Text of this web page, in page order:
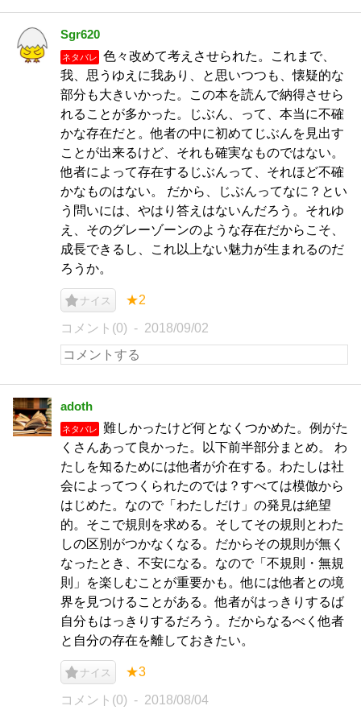
Sgr620
ネタバレ
色々改めて考えさせられた。これまで、
我、思うゆえに我あり、と思いつつも、懐疑的な
部分も大きいかった。この本を読んで納得させら
れることが多かった。じぶん、って、本当に不確
かな存在だと。他者の中に初めてじぶんを見出す
ことが出来るけど、それも確実なものではない。
他者によって存在するじぶんって、それほど不確
かなものはない。 だから、じぶんってなに？とい
う問いには、やはり答えはないんだろう。それゆ
え、そのグレーゾーンのような存在だからこそ、
成長できるし、これ以上ない魅力が生まれるのだ
ろうか。
ナイス ★2
コメント(0) 2018/09/02
adoth
ネタバレ
難しかったけど何となくつかめた。例がた
くさんあって良かった。以下前半部分まとめ。 わ
たしを知るためには他者が介在する。わたしは社
会によってつくられたのでは？すべては模倣から
はじめた。なので「わたしだけ」の発見は絶望
的。そこで規則を求める。そしてその規則とわた
しの区別がつかなくなる。だからその規則が無く
なったとき、不安になる。なので「不規則・無規
則」を楽しむことが重要かも。他には他者との境
界を見つけることがある。他者がはっきりするば
自分もはっきりするだろう。だからなるべく他者
と自分の存在を離しておきたい。
ナイス ★3
コメント(0) 2018/08/04